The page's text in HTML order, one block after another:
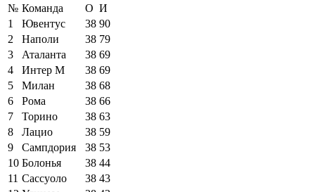
№ Команда О И
1
Ювентус 38 90
2
Наполи 38 79
3
Аталанта 38 69
4
Интер М 38 69
5
Милан 38 68
6
Рома 38 66
7
Торино 38 63
8
Лацио 38 59
9
Сампдория 38 53
10 Болонья 38 44
11 Сассуоло 38 43